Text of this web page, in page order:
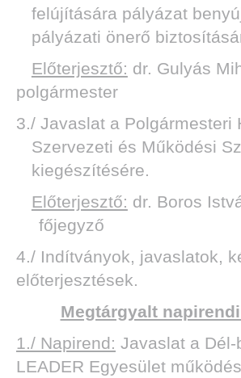
felújítására pályázat
pályázati önerő
Előterjesztő: dr. Gulyás
polgármester
3./ Javaslat a Polgármesteri
Szervezeti és Működési
kiegészítésére.
Előterjesztő: dr. Boros
főjegyző
4./ Indítványok, javaslatok,
előterjesztések.
Megtárgyalt
1./ Napirend: Javaslat a Dél-
LEADER Egyesület